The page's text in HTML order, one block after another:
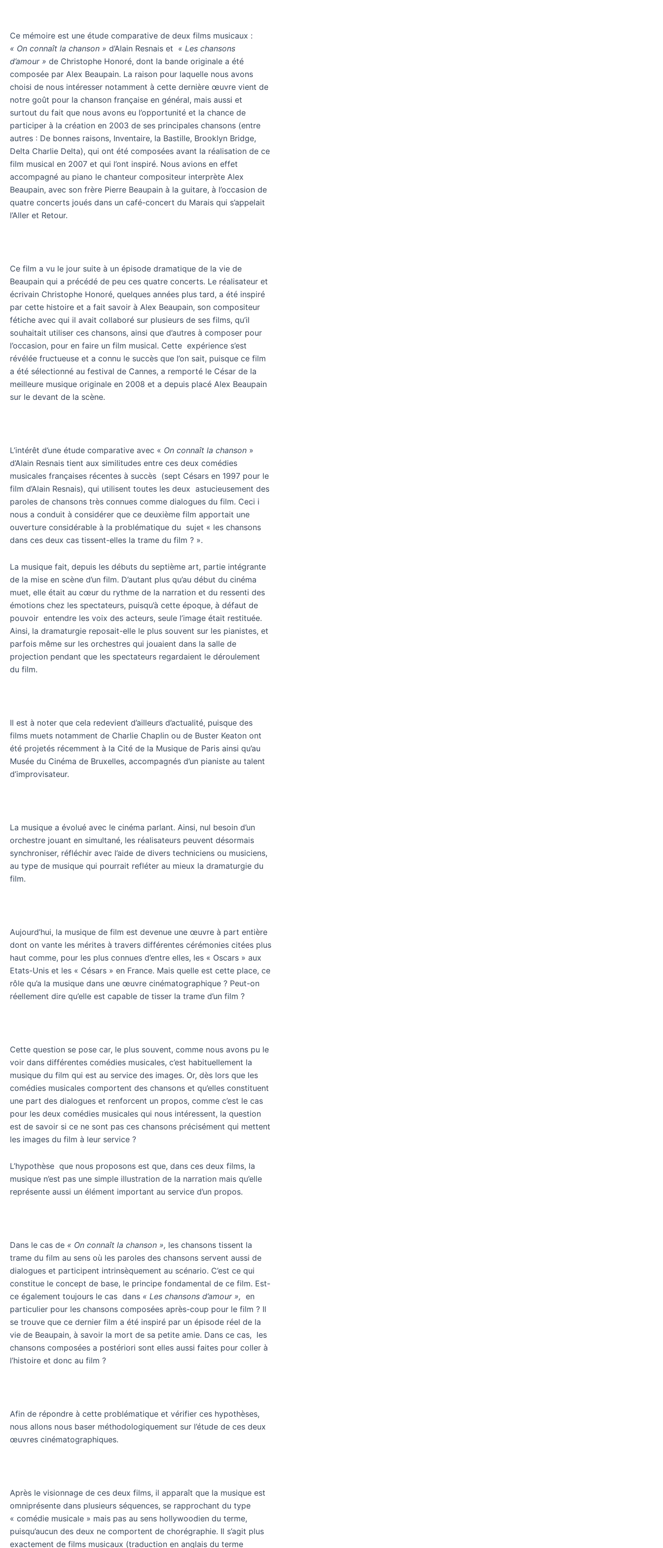
Ce mémoire est une étude comparative de deux films musicaux :
« On connaît la chanson » d’Alain Resnais et « Les chansons
d’amour » de Christophe Honoré, dont la bande originale a été
composée par Alex Beaupain. La raison pour laquelle nous avons
choisi de nous intéresser notamment à cette dernière œuvre vient de
notre goût pour la chanson française en général, mais aussi et
surtout du fait que nous avons eu l’opportunité et la chance de
participer à la création en 2003 de ses principales chansons (entre
autres : De bonnes raisons, Inventaire, la Bastille, Brooklyn Bridge,
Delta Charlie Delta), qui ont été composées avant la réalisation de ce
film musical en 2007 et qui l’ont inspiré. Nous avions en effet
accompagné au piano le chanteur compositeur interprète Alex
Beaupain, avec son frère Pierre Beaupain à la guitare, à l’occasion de
quatre concerts joués dans un café-concert du Marais qui s’appelait
l’Aller et Retour.
Ce film a vu le jour suite à un épisode dramatique de la vie de
Beaupain qui a précédé de peu ces quatre concerts. Le réalisateur et
écrivain Christophe Honoré, quelques années plus tard, a été inspiré
par cette histoire et a fait savoir à Alex Beaupain, son compositeur
fétiche avec qui il avait collaboré sur plusieurs de ses films, qu’il
souhaitait utiliser ces chansons, ainsi que d’autres à composer pour
l’occasion, pour en faire un film musical. Cette expérience s’est
révélée fructueuse et a connu le succès que l’on sait, puisque ce film
a été sélectionné au festival de Cannes, a remporté le César de la
meilleure musique originale en 2008 et a depuis placé Alex Beaupain
sur le devant de la scène.
L’intérêt d’une étude comparative avec « On connaît la chanson »
d’Alain Resnais tient aux similitudes entre ces deux comédies
musicales françaises récentes à succès (sept Césars en 1997 pour le
film d’Alain Resnais), qui utilisent toutes les deux astucieusement des
paroles de chansons très connues comme dialogues du film. Ceci i
nous a conduit à considérer que ce deuxième film apportait une
ouverture considérable à la problématique du sujet « les chansons
dans ces deux cas tissent-elles la trame du film ? ».
La musique fait, depuis les débuts du septième art, partie intégrante
de la mise en scène d’un film. D’autant plus qu’au début du cinéma
muet, elle était au cœur du rythme de la narration et du ressenti des
émotions chez les spectateurs, puisqu’à cette époque, à défaut de
pouvoir entendre les voix des acteurs, seule l’image était restituée.
Ainsi, la dramaturgie reposait-elle le plus souvent sur les pianistes, et
parfois même sur les orchestres qui jouaient dans la salle de
projection pendant que les spectateurs regardaient le déroulement
du film.
Il est à noter que cela redevient d’ailleurs d’actualité, puisque des
films muets notamment de Charlie Chaplin ou de Buster Keaton ont
été projetés récemment à la Cité de la Musique de Paris ainsi qu’au
Musée du Cinéma de Bruxelles, accompagnés d’un pianiste au talent
d’improvisateur.
La musique a évolué avec le cinéma parlant. Ainsi, nul besoin d’un
orchestre jouant en simultané, les réalisateurs peuvent désormais
synchroniser, réfléchir avec l’aide de divers techniciens ou musiciens,
au type de musique qui pourrait refléter au mieux la dramaturgie du
film.
Aujourd’hui, la musique de film est devenue une œuvre à part entière
dont on vante les mérites à travers différentes cérémonies citées plus
haut comme, pour les plus connues d’entre elles, les « Oscars » aux
Etats-Unis et les « Césars » en France. Mais quelle est cette place, ce
rôle qu’a la musique dans une œuvre cinématographique ? Peut-on
réellement dire qu’elle est capable de tisser la trame d’un film ?
Cette question se pose car, le plus souvent, comme nous avons pu le
voir dans différentes comédies musicales, c’est habituellement la
musique du film qui est au service des images. Or, dès lors que les
comédies musicales comportent des chansons et qu’elles constituent
une part des dialogues et renforcent un propos, comme c’est le cas
pour les deux comédies musicales qui nous intéressent, la question
est de savoir si ce ne sont pas ces chansons précisément qui mettent
les images du film à leur service ?
L’hypothèse que nous proposons est que, dans ces deux films, la
musique n’est pas une simple illustration de la narration mais qu’elle
représente aussi un élément important au service d’un propos.
Dans le cas de « On connaît la chanson », les chansons tissent la
trame du film au sens où les paroles des chansons servent aussi de
dialogues et participent intrinsèquement au scénario. C’est ce qui
constitue le concept de base, le principe fondamental de ce film. Est-
ce également toujours le cas dans « Les chansons d’amour », en
particulier pour les chansons composées après-coup pour le film ? Il
se trouve que ce dernier film a été inspiré par un épisode réel de la
vie de Beaupain, à savoir la mort de sa petite amie. Dans ce cas, les
chansons composées a postériori sont elles aussi faites pour coller à
l’histoire et donc au film ?
Afin de répondre à cette problématique et vérifier ces hypothèses,
nous allons nous baser méthodologiquement sur l’étude de ces deux
œuvres cinématographiques.
Après le visionnage de ces deux films, il apparaît que la musique est
omniprésente dans plusieurs séquences, se rapprochant du type
« comédie musicale » mais pas au sens hollywoodien du terme,
puisqu’aucun des deux ne comportent de chorégraphie. Il s’agit plus
exactement de films musicaux (traduction en anglais du terme